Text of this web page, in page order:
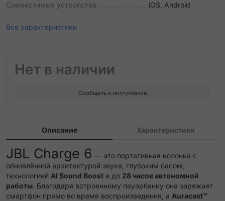
Совместимые устройства
iOS, Android
Все характеристики
Нет в наличии
Сообщить о поступлении
Описание Характеристики
JBL Charge 6 — это портативная колонка с
обновлённой архитектурой звука, глубоким басом,
технологией AI Sound Boost и до 28 часов автономной
работы. Благодаря встроенному пауэрбанку она заряжает
смартфон прямо во время воспроизведения, а Auracast™